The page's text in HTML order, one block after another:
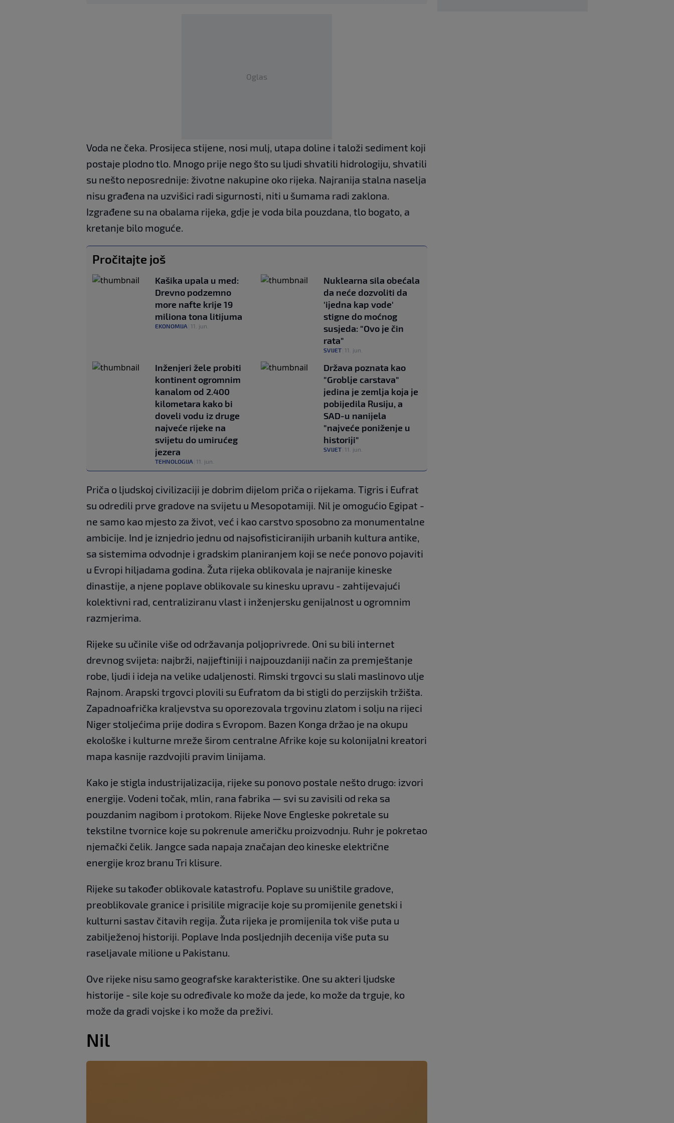
Oglas
Voda ne čeka. Prosijeca stijene, nosi mulj, utapa doline i taloži sediment koji
postaje plodno tlo. Mnogo prije nego što su ljudi shvatili hidrologiju, shvatili
su nešto neposrednije: životne nakupine oko rijeka. Najranija stalna naselja
nisu građena na uzvišici radi sigurnosti, niti u šumama radi zaklona.
Izgrađene su na obalama rijeka, gdje je voda bila pouzdana, tlo bogato, a
kretanje bilo moguće.
Pročitajte još
Kašika upala u med:
Drevno podzemno
more nafte krije 19
miliona tona litijuma
EKONOMIJA 11. jun.
Nuklearna sila obećala
da neće dozvoliti da
'ijedna kap vode'
stigne do moćnog
susjeda: "Ovo je čin
rata"
SVIJET 11. jun.
Inženjeri žele probiti
kontinent ogromnim
kanalom od 2.400
kilometara kako bi
doveli vodu iz druge
najveće rijeke na
svijetu do umirućeg
jezera
TEHNOLOGIJA 11. jun.
Država poznata kao
"Groblje carstava"
jedina je zemlja koja je
pobijedila Rusiju, a
SAD-u nanijela
"najveće poniženje u
historiji"
SVIJET 11. jun.
Priča o ljudskoj civilizaciji je dobrim dijelom priča o rijekama. Tigris i Eufrat
su odredili prve gradove na svijetu u Mesopotamiji. Nil je omogućio Egipat -
ne samo kao mjesto za život, već i kao carstvo sposobno za monumentalne
ambicije. Ind je iznjedrio jednu od najsofisticiranijih urbanih kultura antike,
sa sistemima odvodnje i gradskim planiranjem koji se neće ponovo pojaviti
u Evropi hiljadama godina. Žuta rijeka oblikovala je najranije kineske
dinastije, a njene poplave oblikovale su kinesku upravu - zahtijevajući
kolektivni rad, centraliziranu vlast i inženjersku genijalnost u ogromnim
razmjerima.
Rijeke su učinile više od održavanja poljoprivrede. Oni su bili internet
drevnog svijeta: najbrži, najjeftiniji i najpouzdaniji način za premještanje
robe, ljudi i ideja na velike udaljenosti. Rimski trgovci su slali maslinovo ulje
Rajnom. Arapski trgovci plovili su Eufratom da bi stigli do perzijskih tržišta.
Zapadnoafrička kraljevstva su oporezovala trgovinu zlatom i solju na rijeci
Niger stoljećima prije dodira s Evropom. Bazen Konga držao je na okupu
ekološke i kulturne mreže širom centralne Afrike koje su kolonijalni kreatori
mapa kasnije razdvojili pravim linijama.
Kako je stigla industrijalizacija, rijeke su ponovo postale nešto drugo: izvori
energije. Vodeni točak, mlin, rana fabrika — svi su zavisili od reka sa
pouzdanim nagibom i protokom. Rijeke Nove Engleske pokretale su
tekstilne tvornice koje su pokrenule američku proizvodnju. Ruhr je pokretao
njemački čelik. Jangce sada napaja značajan deo kineske električne
energije kroz branu Tri klisure.
Rijeke su također oblikovale katastrofu. Poplave su uništile gradove,
preoblikovale granice i prisilile migracije koje su promijenile genetski i
kulturni sastav čitavih regija. Žuta rijeka je promijenila tok više puta u
zabilježenoj historiji. Poplave Inda posljednjih decenija više puta su
raseljavale milione u Pakistanu.
Ove rijeke nisu samo geografske karakteristike. One su akteri ljudske
historije - sile koje su određivale ko može da jede, ko može da trguje, ko
može da gradi vojske i ko može da preživi.
Nil